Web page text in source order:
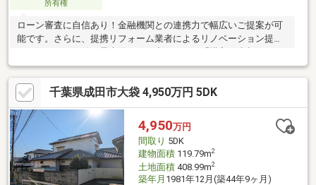
所有権
ローン審査に自信あり！金融機関との連携力で幅広いご提案が可
能です。さらに、提携リフォーム業者によるリノベーション提案
ォーム」すべて当社にお任せください。
千葉県成田市大袋 4,950万円 5DK
4,950万円
間取り 5DK
建物面積119.79m2
土地面積408.99m2
築年月 1981年12月(築44年9ヶ月)